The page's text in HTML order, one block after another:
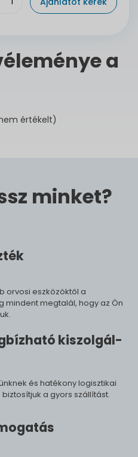
a
értékelt)
minket?
orvosi eszközöktől a
megtalál, hogy az Ön
ki­szol­gál­
és hatékony logisztikai
a gyors szállítást.